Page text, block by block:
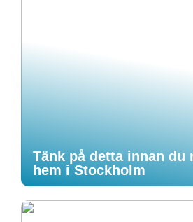
Tänk på detta innan du
hem i Stockholm